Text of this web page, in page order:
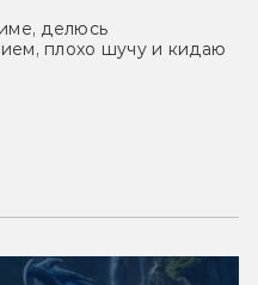
делюсь
плохо шучу и кидаю